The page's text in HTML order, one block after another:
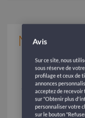
Mice:
Avis
Sur ce site, nous
sous réserve de
profilage et ceux de
annonces
acceptez de recevoir
sur "Obtenir plus
personnaliser votre
sur le bouton